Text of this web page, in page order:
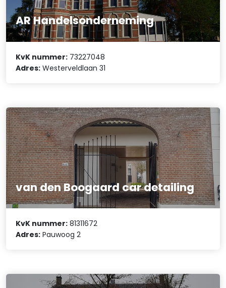
AR Handelsonderneming
KvK nummer: 73227048
Adres: Westerveldlaan 31
van den Boogaard car detailing
KvK nummer: 81311672
Adres: Pauwoog 2